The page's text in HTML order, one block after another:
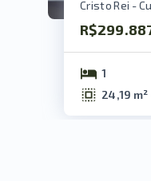
Cristo Rei -
1
24,19 m²